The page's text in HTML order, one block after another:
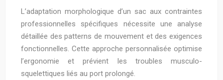
L’adaptation morphologique d’un sac aux contraintes
professionnelles spécifiques nécessite une analyse
détaillée des patterns de mouvement et des exigences
fonctionnelles. Cette approche personnalisée optimise
l’ergonomie et prévient les troubles musculo-
squelettiques liés au port prolongé.